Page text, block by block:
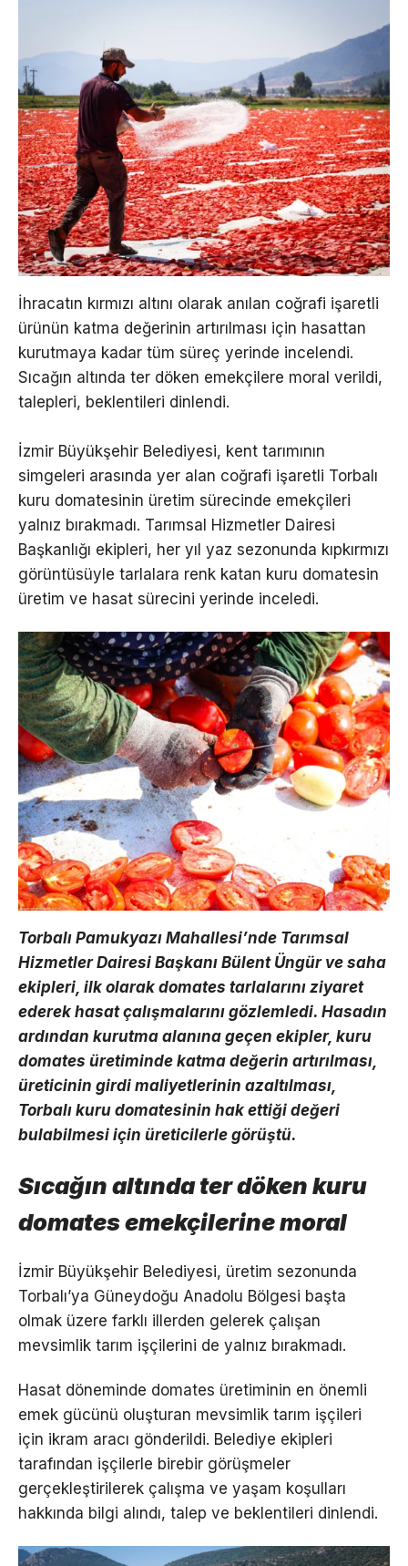
İhracatın kırmızı altını olarak anılan coğrafi işaretli
ürünün katma değerinin artırılması için hasattan
kurutmaya kadar tüm süreç yerinde incelendi.
Sıcağın altında ter döken emekçilere moral verildi,
talepleri, beklentileri dinlendi.
İzmir Büyükşehir Belediyesi, kent tarımının
simgeleri arasında yer alan coğrafi işaretli Torbalı
kuru domatesinin üretim sürecinde emekçileri
yalnız bırakmadı. Tarımsal Hizmetler Dairesi
Başkanlığı ekipleri, her yıl yaz sezonunda kıpkırmızı
görüntüsüyle tarlalara renk katan kuru domatesin
üretim ve hasat sürecini yerinde inceledi.
Torbalı Pamukyazı Mahallesi’nde Tarımsal
Hizmetler Dairesi Başkanı Bülent Üngür ve saha
ekipleri, ilk olarak domates tarlalarını ziyaret
ederek hasat çalışmalarını gözlemledi. Hasadın
ardından kurutma alanına geçen ekipler, kuru
domates üretiminde katma değerin artırılması,
üreticinin girdi maliyetlerinin azaltılması,
Torbalı kuru domatesinin hak ettiği değeri
bulabilmesi için üreticilerle görüştü.
Sıcağın altında ter döken kuru
domates emekçilerine moral
İzmir Büyükşehir Belediyesi, üretim sezonunda
Torbalı’ya Güneydoğu Anadolu Bölgesi başta
olmak üzere farklı illerden gelerek çalışan
mevsimlik tarım işçilerini de yalnız bırakmadı.
Hasat döneminde domates üretiminin en önemli
emek gücünü oluşturan mevsimlik tarım işçileri
için ikram aracı gönderildi. Belediye ekipleri
tarafından işçilerle birebir görüşmeler
gerçekleştirilerek çalışma ve yaşam koşulları
hakkında bilgi alındı, talep ve beklentileri dinlendi.